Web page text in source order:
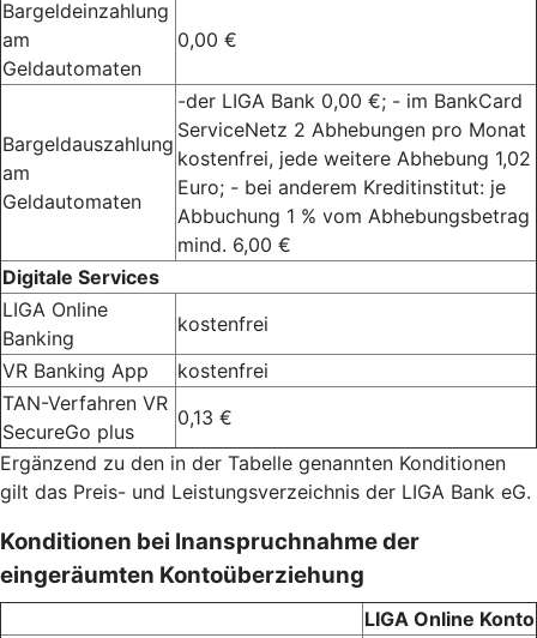
Bargeldeinzahlung
am
Geldautomaten
0,00 €
Bargeldauszahlung
am
Geldautomaten
-der LIGA Bank 0,00 €; - im BankCard
ServiceNetz 2 Abhebungen pro Monat
kostenfrei, jede weitere Abhebung 1,02
Euro; - bei anderem Kreditinstitut: je
Abbuchung 1 % vom Abhebungsbetrag
mind. 6,00 €
Digitale Services
LIGA Online
Banking
kostenfrei
VR Banking App
kostenfrei
TAN-Verfahren VR
SecureGo plus
0,13 €
Ergänzend zu den in der Tabelle genannten Konditionen
gilt das Preis- und Leistungsverzeichnis der LIGA Bank eG.
Konditionen bei Inanspruchnahme der
eingeräumten Kontoüberziehung
LIGA Online Konto